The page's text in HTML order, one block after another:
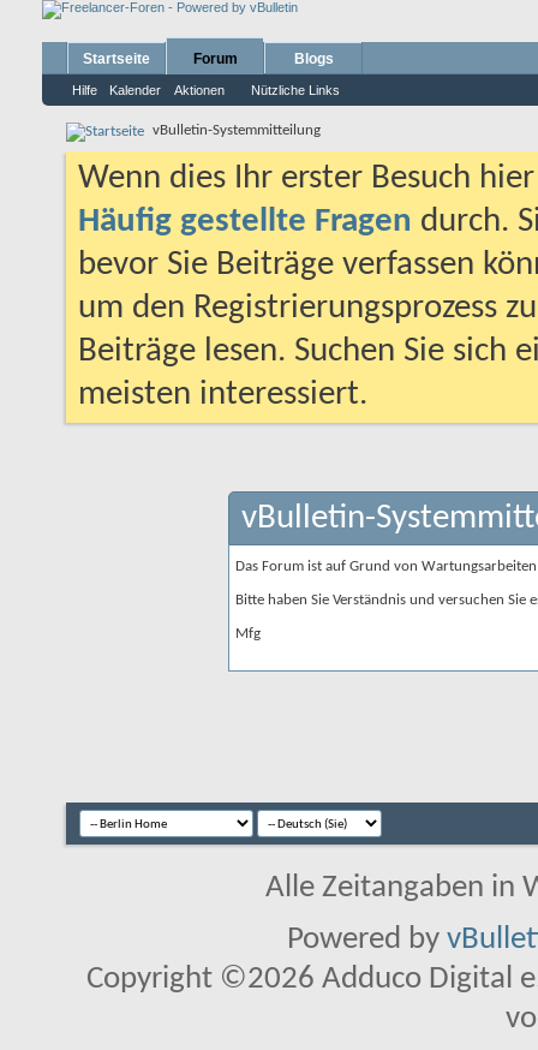
Startseite Forum
Hilfe Kalender Aktionen Nützliche Links
Blogs
vBulletin-Systemmitteilung
Wenn dies Ihr erster Besuch
Häufig gestellte Fragen durch.
bevor Sie Beiträge verfassen
um den Registrierungsprozess
Beiträge lesen. Suchen Sie sich
meisten interessiert.
vBulletin-
Das Forum ist auf Grund von
Bitte haben Sie Verständnis und versuchen Sie
Mfg
Alle Zeitangaben in
Powered by
Copyright ©2026 Adduco Digital